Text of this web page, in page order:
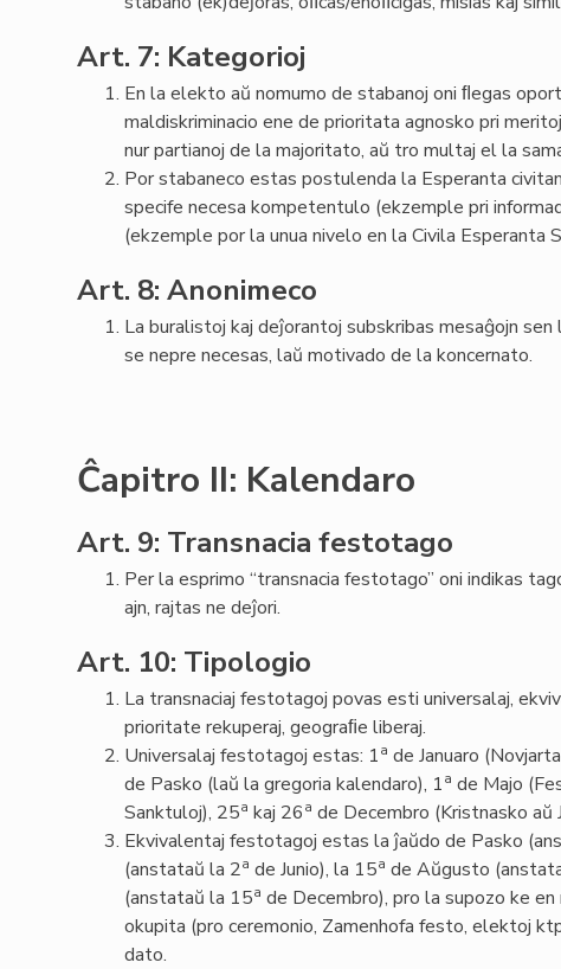
Art. 7: Kategorioj
En la elekto aŭ nomumo de stabanoj oni ﬂegas
maldiskriminacio ene de prioritata agnosko pri
nur partianoj de la majoritato, aŭ tro multaj el la
Por stabaneco estas postulenda la Esperanta
specife necesa kompetentulo (ekzemple pri
(ekzemple por la unua nivelo en la Civila Esperanta
Art. 8: Anonimeco
La buralistoj kaj deĵorantoj subskribas mesaĝojn
se nepre necesas, laŭ motivado de la koncernato.
Ĉapitro II: Kalendaro
Art. 9: Transnacia festotago
Per la esprimo “transnacia festotago” oni indikas
ajn, rajtas ne deĵori.
Art. 10: Tipologio
La transnaciaj festotagoj povas esti universalaj,
prioritate rekuperaj, geograﬁe liberaj.
Universalaj festotagoj estas: 1a de Januaro
de Pasko (laŭ la gregoria kalendaro), 1a de Majo
Sanktuloj), 25a kaj 26a de Decembro (Kristnasko aŭ
Ekvivalentaj festotagoj estas la ĵaŭdo de Pasko
(anstataŭ la 2a de Junio), la 15a de Aŭgusto
(anstataŭ la 15a de Decembro), pro la supozo ke
okupita (pro ceremonio, Zamenhofa festo, elektoj
dato.